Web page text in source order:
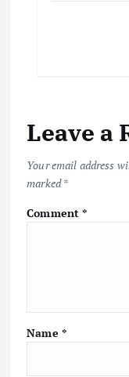
Leave a
Your email address
marked*
Comment*
Name *